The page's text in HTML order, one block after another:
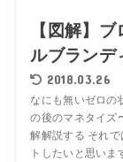
【図解】
ルブランデ
2018.03.26
なにも無いゼロの
の後のマネタイズ
解解説する それ
トしたいと思いま